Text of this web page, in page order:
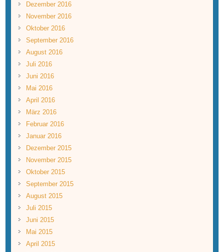
Dezember 2016
November 2016
Oktober 2016
September 2016
August 2016
Juli 2016
Juni 2016
Mai 2016
April 2016
März 2016
Februar 2016
Januar 2016
Dezember 2015
November 2015
Oktober 2015
September 2015
August 2015
Juli 2015
Juni 2015
Mai 2015
April 2015